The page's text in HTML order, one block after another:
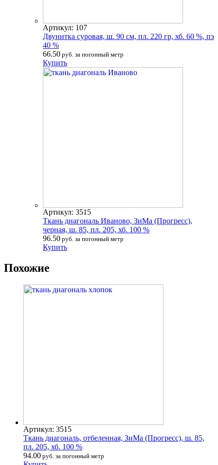
Артикул: 107
Двунитка суровая, ш. 90 см, пл. 220 гр, хб. 60 %, пэ
40 %
66.50 руб. за погонный метр
Купить
Артикул: 3515
Ткань диагональ Иваново, ЗиМа (Прогресс),
черная, ш. 85, пл. 205, хб. 100 %
96.50 руб. за погонный метр
Купить
Похожие
Артикул: 3515
Ткань диагональ, отбеленная, ЗиМа (Прогресс), ш. 85,
пл. 205, хб. 100 %
94.00 руб. за погонный метр